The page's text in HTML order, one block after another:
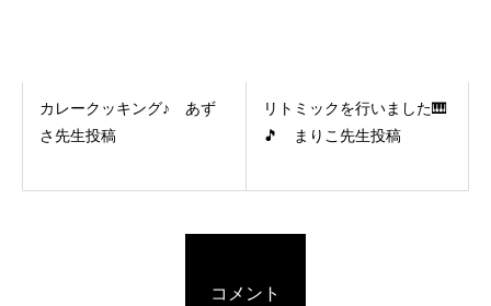
カレークッキング♪ あず
さ先生投稿
リトミックを行いました🎹
🎵 まりこ先生投稿
コメント